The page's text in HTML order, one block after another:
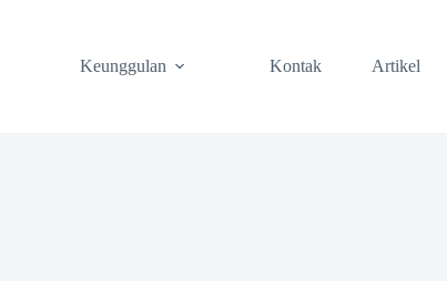
Keunggulan Kontak Artikel